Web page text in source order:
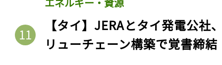
表。自治体主導の態勢構築急務
2026/07/12